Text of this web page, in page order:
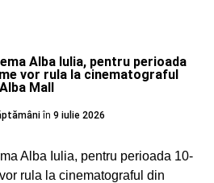
Alba Iulia, pentru perioada
vor rula la cinematograful
Mall
în 9 iulie 2026
Alba Iulia, pentru perioada 10-
rula la cinematograful din